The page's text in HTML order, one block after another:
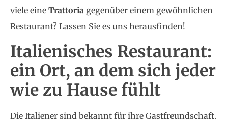
viele eine Trattoria gegenüber einem gewöhnlichen
Restaurant? Lassen Sie es uns herausfinden!
Italienisches Restaurant:
ein Ort, an dem sich jeder
wie zu Hause fühlt
Die Italiener sind bekannt für ihre Gastfreundschaft.